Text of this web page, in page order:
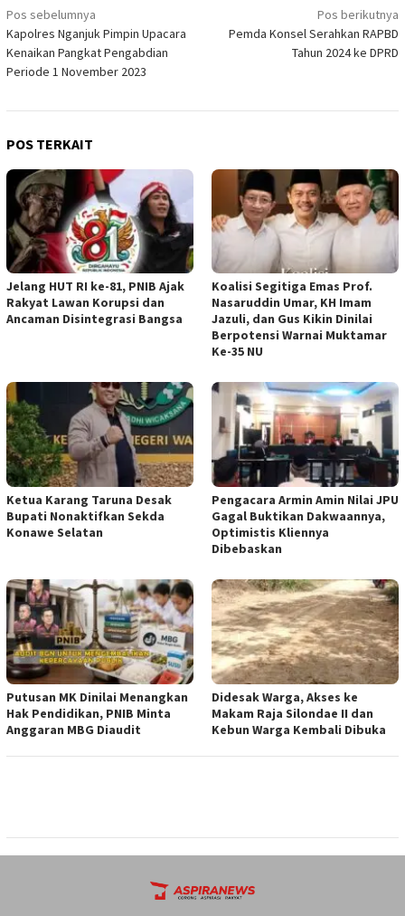
Navigasi
pos
Pos sebelumnya
Kapolres Nganjuk Pimpin Upacara
Kenaikan Pangkat Pengabdian
Periode 1 November 2023
Pos berikutnya
Pemda Konsel Serahkan RAPBD
Tahun 2024 ke DPRD
POS TERKAIT
Jelang HUT RI ke-81, PNIB Ajak
Rakyat Lawan Korupsi dan
Ancaman Disintegrasi Bangsa
Koalisi Segitiga Emas Prof.
Nasaruddin Umar, KH Imam
Jazuli, dan Gus Kikin Dinilai
Berpotensi Warnai Muktamar
Ke-35 NU
Ketua ‎Karang Taruna Desak
Bupati Nonaktifkan Sekda
Konawe Selatan
‎Pengacara Armin Amin Nilai JPU
Gagal Buktikan Dakwaannya,
Optimistis Kliennya
Dibebaskan
Putusan MK Dinilai Menangkan
Hak Pendidikan, PNIB Minta
Anggaran MBG Diaudit
Didesak Warga, Akses ke
Makam Raja Silondae II dan
Kebun Warga Kembali Dibuka